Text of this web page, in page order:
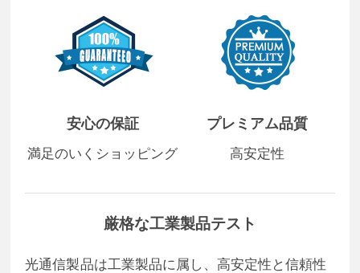
安心の保証
満足のいくショッピング
プレミアム品質
高安定性
厳格な工業製品テスト
光通信製品は工業製品に属し、高安定性と信頼性